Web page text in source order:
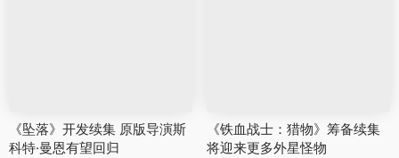
《坠落》开发续集 原版导演斯
科特·曼恩有望回归
《铁血战士：猎物》筹备续集
将迎来更多外星怪物